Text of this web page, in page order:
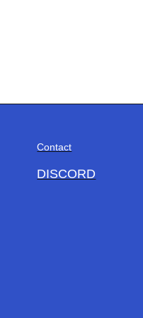
Contact
DISCORD